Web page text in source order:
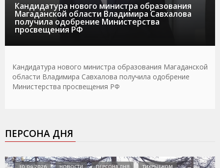
Кандидатура нового министра образования
Магаданской области Владимира Савхалова
получила одобрение Министерства
просвещения РФ
Кандидатура нового министра образования Магаданской
области Владимира Савхалова получила одобрение
Министерства просвещения РФ
ПЕРСОНА ДНЯ
30.04.2026 НОВОСТИ ПЕРСОНА ДНЯ ТИХРЫБКОМ